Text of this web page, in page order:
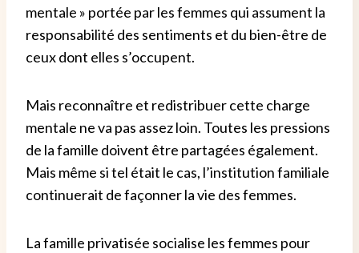
mentale » portée par les femmes qui assument la
responsabilité des sentiments et du bien-être de
ceux dont elles s’occupent.
Mais reconnaître et redistribuer cette charge
mentale ne va pas assez loin. Toutes les pressions
de la famille doivent être partagées également.
Mais même si tel était le cas, l’institution familiale
continuerait de façonner la vie des femmes.
La famille privatisée socialise les femmes pour